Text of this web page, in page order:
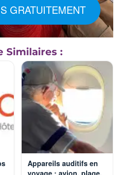
GRATUITEMENT
Similaires :
Appareils auditifs en